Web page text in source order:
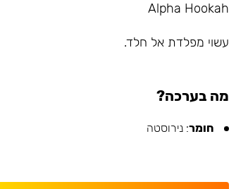
Alpha Hookah
עשוי מפלדת אל חלד.⠀
מה בערכה?
חומר: נירוסטה